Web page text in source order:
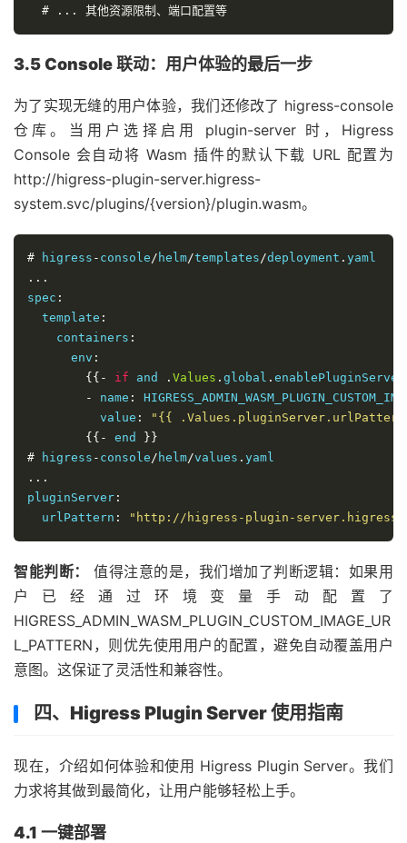
# ... 其他资源限制、端口配置等
3.5 Console 联动：用户体验的最后一步
为了实现无缝的用户体验，我们还修改了 higress-console
仓库。当用户选择启用 plugin-server 时，Higress
Console 会自动将 Wasm 插件的默认下载 URL 配置为
http://higress-plugin-server.higress-
system.svc/plugins/{version}/plugin.wasm。
# higress - console/ helm/templates/deployment .
...
spec :
template :
containers :
env :
{{-
if and . Values . global .
-
name :
value :
"{{
{{-
end
}}
# higress - console/ helm/values .
...
pluginServer :
urlPattern : "http://higress-plugin-server.higress-
智能判断：
值得注意的是，我们增加了判断逻辑：如果用
户已经通过环境变量手动配置了
HIGRESS_ADMIN_WASM_PLUGIN_CUSTOM_IMAGE_UR
L_PATTERN，则优先使用用户的配置，避免自动覆盖用户
意图。这保证了灵活性和兼容性。
四、Higress Plugin Server 使用指南
现在，介绍如何体验和使用 Higress Plugin Server。我们
力求将其做到最简化，让用户能够轻松上手。
4.1 一键部署